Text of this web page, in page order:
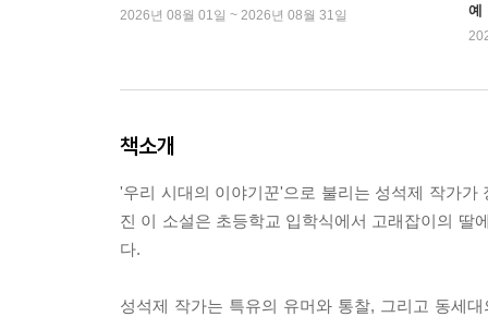
2026년 08월 01일 ~ 2026년 08월 31일
예
책소개
'우리 시대의 이야기꾼'으로 불리는 성석제 작가
진 이 소설은 초등학교 입학식에서 고래잡이의 딸
다.
성석제 작가는 특유의 유머와 통찰, 그리고 동세